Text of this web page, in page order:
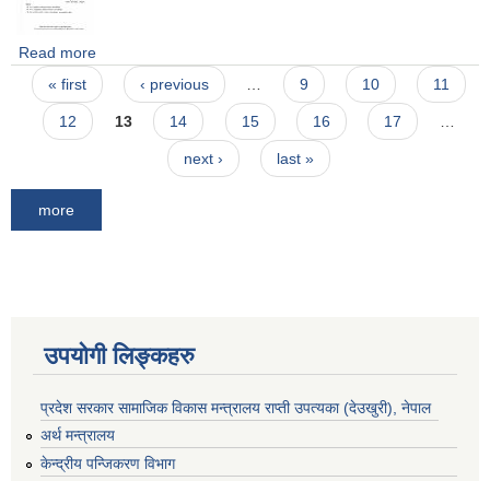
Read more
Pages
« first ‹ previous … 9 10 11
12 13 14 15 16 17 …
next › last »
more
उपयोगी लिङ्कहरु
प्रदेश सरकार सामाजिक विकास मन्‍‍त्रालय राप्ती उपत्यका (देउखुरी), नेपाल
अर्थ मन्त्रालय
केन्द्रीय पन्जिकरण विभाग